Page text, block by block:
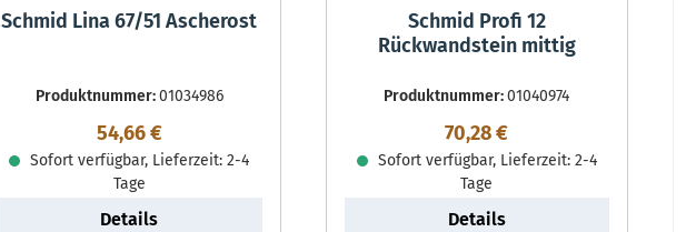
Schmid Lina 67/51 Ascherost
Produktnummer:01034986
Regulärer Preis:
54,66 €
Sofort verfügbar, Lieferzeit: 2-4
Tage
Details
Schmid Profi 12
Rückwandstein mittig
Produktnummer:01040974
Regulärer Preis:
70,28 €
Sofort verfügbar, Lieferzeit: 2-4
Tage
Details